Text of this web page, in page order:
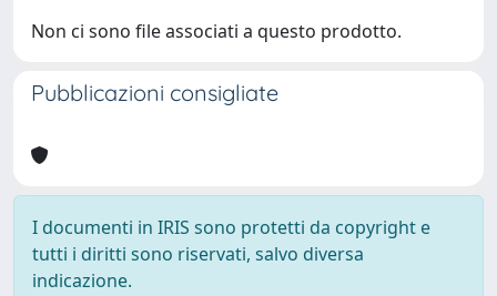
Non ci sono file associati a questo prodotto.
Pubblicazioni consigliate
I documenti in IRIS sono protetti da copyright e
tutti i diritti sono riservati, salvo diversa
indicazione.